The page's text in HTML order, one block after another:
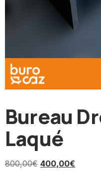
Bureau
Laqué
800,00€ 400,00€